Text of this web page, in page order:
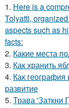
1. Here is a
Tolyatti,
aspects such as
facts:
2. Какие места
3. Как хранить
4. Как
развитие
5. Трава 'Заткни